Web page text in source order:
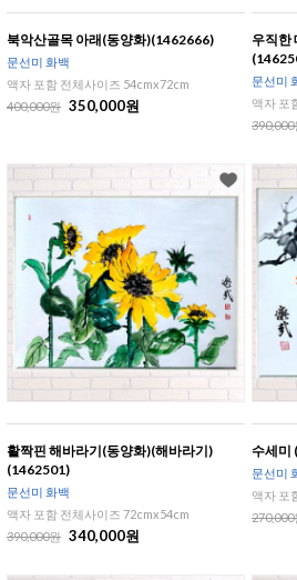
북악산골목 아래(동양화)(1462666)
문선미 화백
액자 포함 전체사이즈 54cmx72cm
400,000원 350,000원
우직한
문선미
액자 포
390,000
활짝핀 해바라기(동양화)(해바라기)
(1462501)
문선미 화백
액자 포함 전체사이즈 72cmx54cm
390,000원 340,000원
수세미
문선미
액자 포
270,000